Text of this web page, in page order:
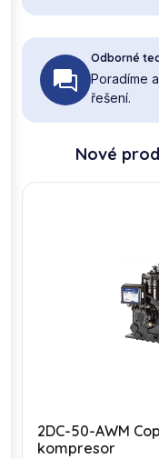
Odborné
Poradíme
řešení.
Nové
2DC-50-AWM
kompresor